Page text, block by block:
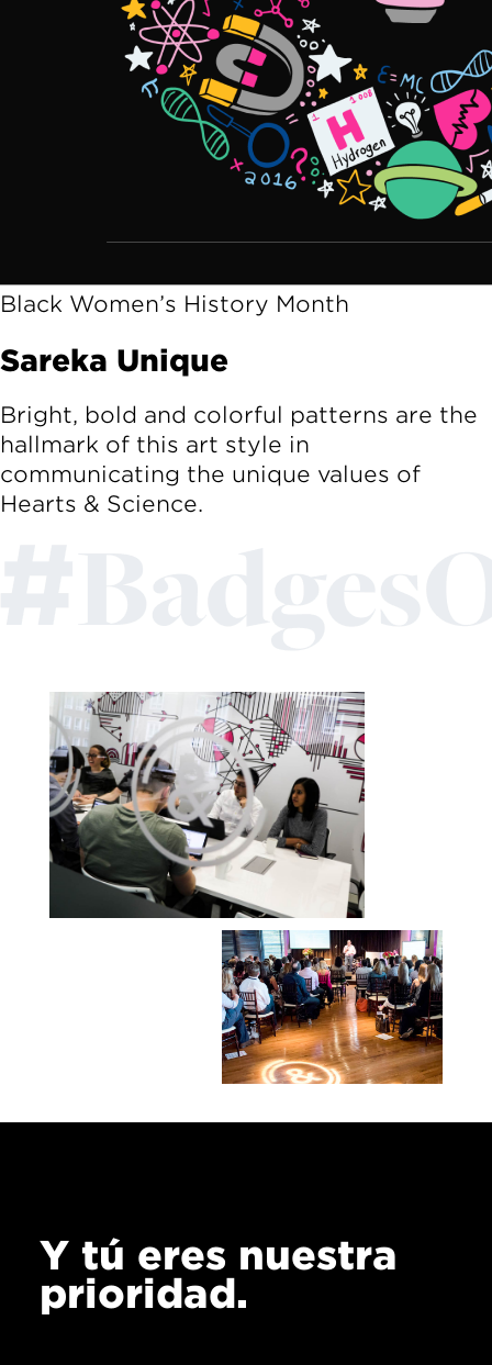
Black Women’s History Month
Sareka Unique
Bright, bold and colorful patterns are the
hallmark of this art style in
communicating the unique values of
Hearts & Science.
Y tú eres nuestra
prioridad.